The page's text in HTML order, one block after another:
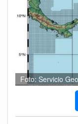
Foto: Servicio